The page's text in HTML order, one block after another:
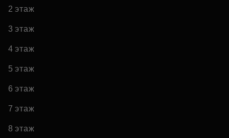
2 этаж
3 этаж
4 этаж
5 этаж
6 этаж
7 этаж
8 этаж